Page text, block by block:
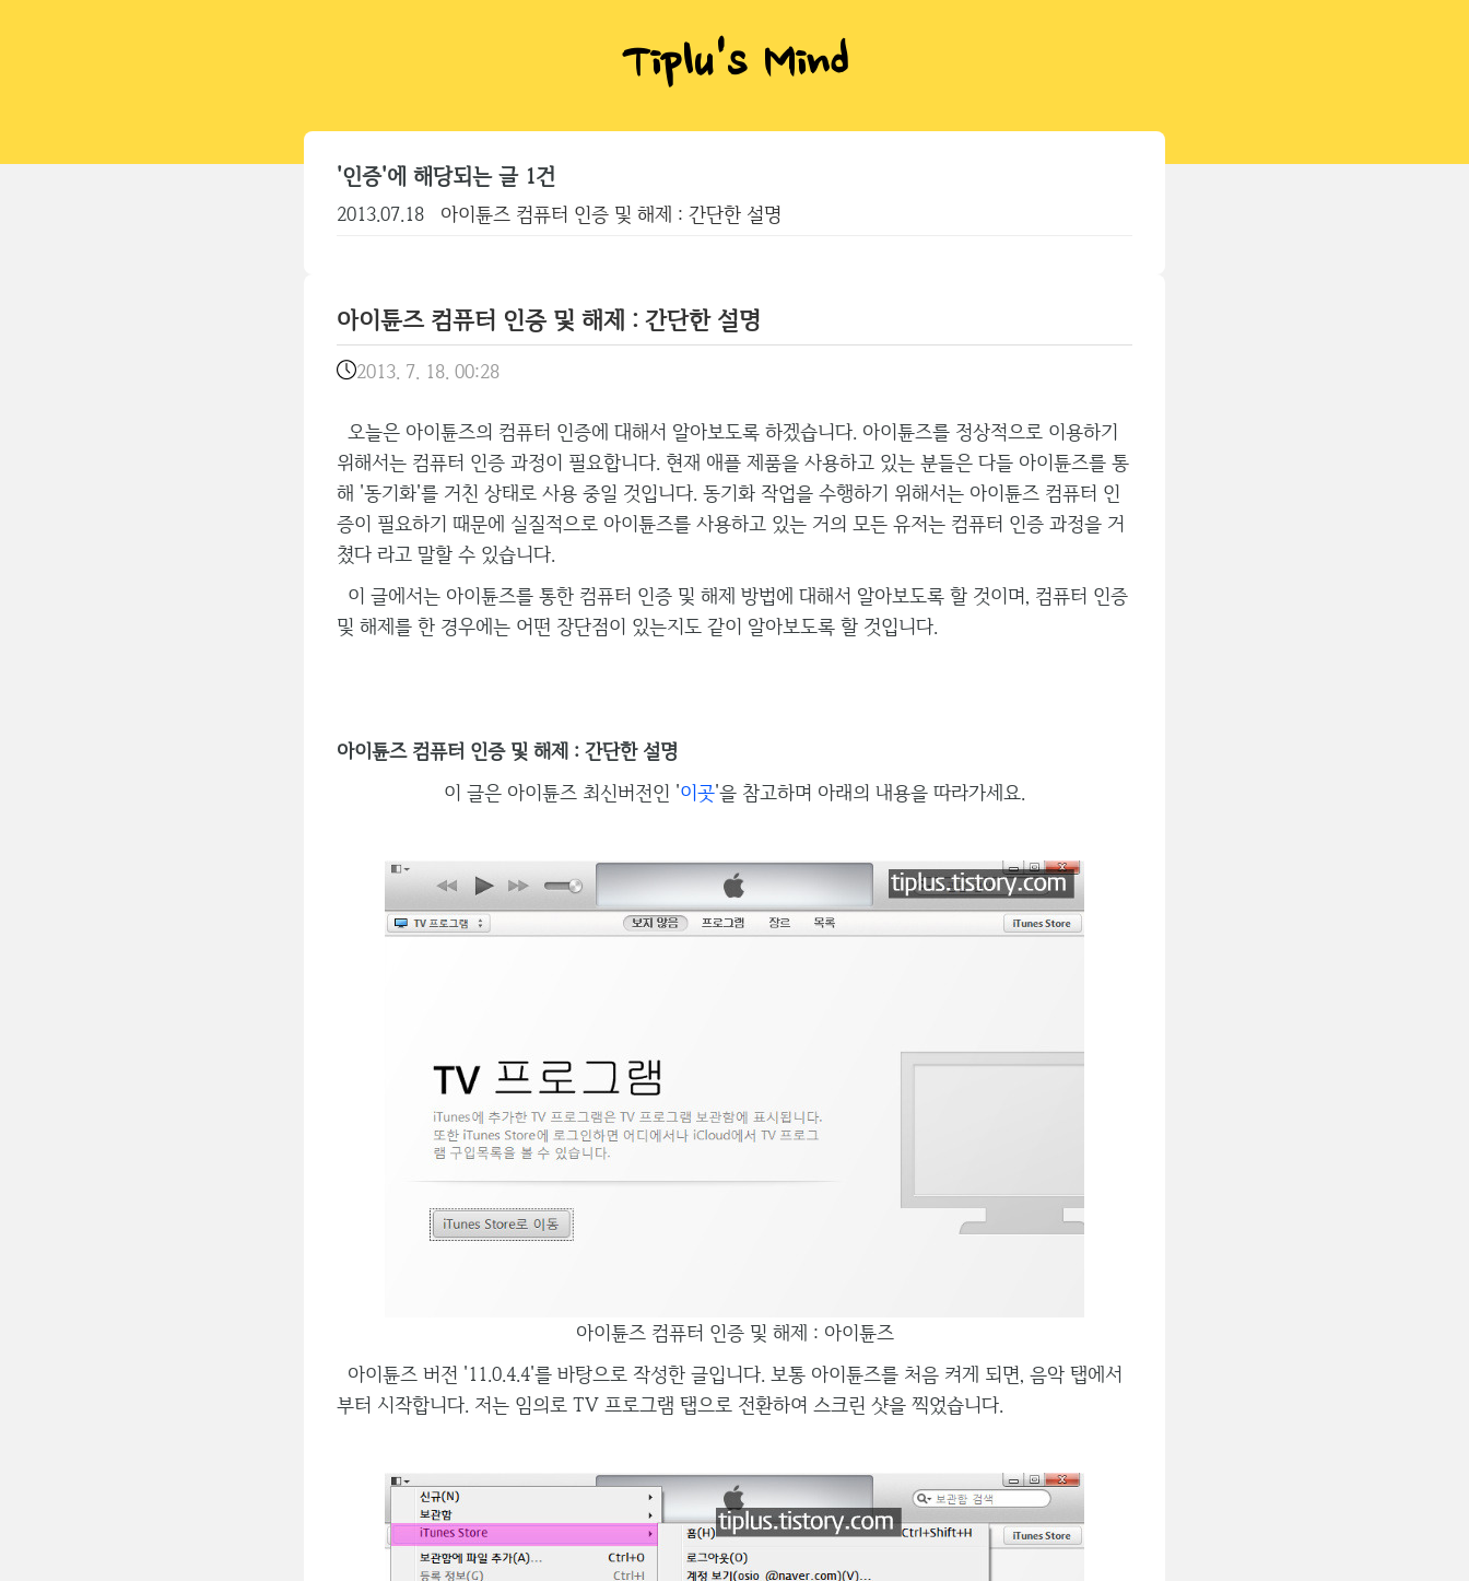
Tiplu's Mind
'인증'에 해당되는 글 1건
2013.07.18 아이튠즈 컴퓨터 인증 및 해제 : 간단한 설명
아이튠즈 컴퓨터 인증 및 해제 : 간단한 설명
2013. 7. 18. 00:28
오늘은 아이튠즈의 컴퓨터 인증에 대해서 알아보도록 하겠습니다. 아이튠즈를 정상적으로 이용하기
위해서는 컴퓨터 인증 과정이 필요합니다. 현재 애플 제품을 사용하고 있는 분들은 다들 아이튠즈를 통
해 '동기화'를 거친 상태로 사용 중일 것입니다. 동기화 작업을 수행하기 위해서는 아이튠즈 컴퓨터 인
증이 필요하기 때문에 실질적으로 아이튠즈를 사용하고 있는 거의 모든 유저는 컴퓨터 인증 과정을 거
쳤다 라고 말할 수 있습니다.
이 글에서는 아이튠즈를 통한 컴퓨터 인증 및 해제 방법에 대해서 알아보도록 할 것이며, 컴퓨터 인증
및 해제를 한 경우에는 어떤 장단점이 있는지도 같이 알아보도록 할 것입니다.
아이튠즈 컴퓨터 인증 및 해제 : 간단한 설명
이 글은 아이튠즈 최신버전인 '이곳'을 참고하며 아래의 내용을 따라가세요.
아이튠즈 컴퓨터 인증 및 해제 : 아이튠즈
아이튠즈 버전 '11.0.4.4'를 바탕으로 작성한 글입니다. 보통 아이튠즈를 처음 켜게 되면, 음악 탭에서
부터 시작합니다. 저는 임의로 TV 프로그램 탭으로 전환하여 스크린 샷을 찍었습니다.